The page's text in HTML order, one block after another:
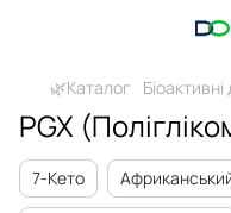
🌿Каталог
PGX
7-Кето